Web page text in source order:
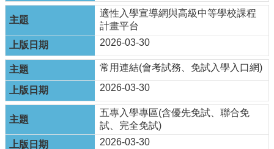
告
市
各
級
學
校
教
中
適性入學宣導網與高級中等學校課程
計畫平台
2026-03-30
常用連結(會考試務、免試入學入口網)
2026-03-30
五專入學專區(含優先免試、聯合免
試、完全免試)
2026-03-30